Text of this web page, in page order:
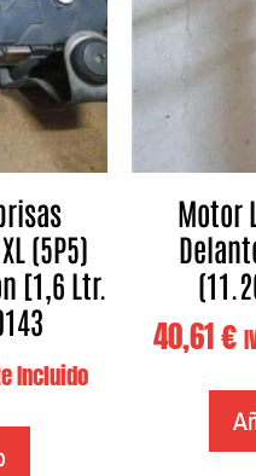
(5P5)
[1,6 Ltr.
Incluido
Motor
40,61€